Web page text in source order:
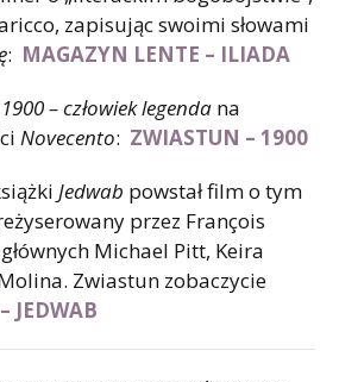
zapisując swoimi słowami
: MAGAZYN LENTE – ILIADA
1900 – człowiek legenda na
Novecento: ZWIASTUN – 1900
Jedwab powstał film o tym
przez François
Michael Pitt, Keira
Zwiastun zobaczycie
JEDWAB